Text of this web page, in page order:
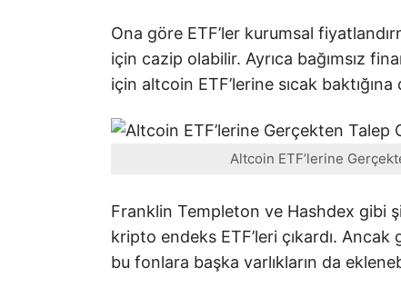
Ona göre ETF’ler kurumsal
için cazip olabilir. Ayrıca bağımsız
için altcoin ETF’lerine sıcak
Altcoin ETF’lerine
Franklin Templeton ve Hashdex gibi
kripto endeks ETF’leri çıkardı.
bu fonlara başka varlıkların da